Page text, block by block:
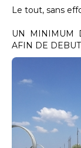
Le tout, sans
UN MINIMUM
AFIN DE